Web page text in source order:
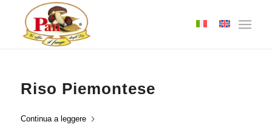
Riso Piemontese
Continua a leggere